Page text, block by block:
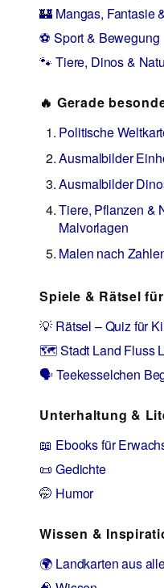
🏰 Mangas, Fantasie
⚽ Sport & Bewegung
🐾 Tiere, Dinos &
🔥 Gerade
Politische
Ausmalbilder
Ausmalbilder
Tiere, Pflanzen &
Malvorlagen
Malen nach
Spiele & Rätsel
💡 Rätsel – Quiz für
🗺️ Stadt Land Fluss
🗣️ Teekesselchen
Unterhaltung &
📖 Ebooks für
📜 Gedichte
🤭 Humor
Wissen &
🌍 Landkarten aus